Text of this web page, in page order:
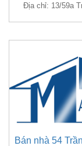
Địa chỉ: 13/59a
Bán nhà 54